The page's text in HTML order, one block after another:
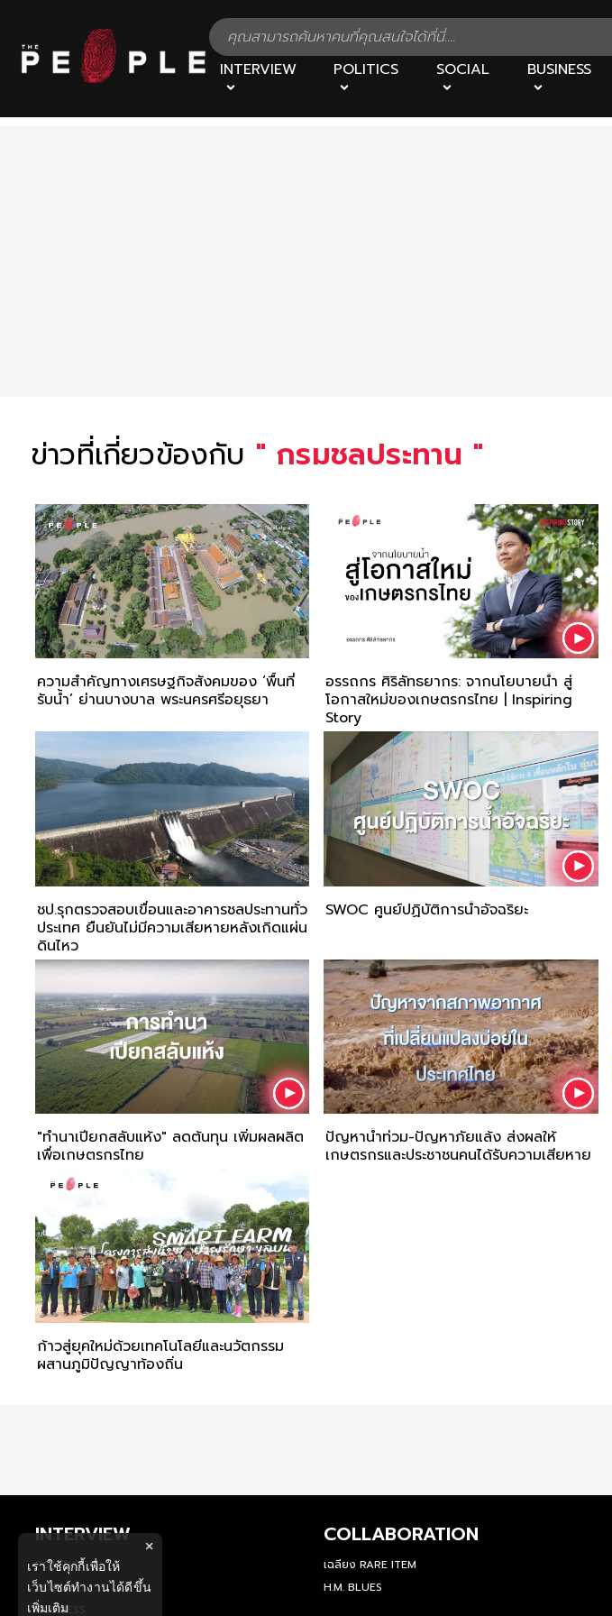
INTERVIEW POLITICS SOCIAL BUSINESS
ข่าวที่เกี่ยวข้องกับ " กรมชลประทาน "
ความสำคัญทางเศรษฐกิจสังคมของ ‘พื้นที่
รับน้ำ’ ย่านบางบาล พระนครศรีอยุธยา
อรรถกร ศิริลัทธยากร: จากนโยบายน้ำ สู่
โอกาสใหม่ของเกษตรกรไทย | Inspiring
Story
ชป.รุกตรวจสอบเขื่อนและอาคารชลประทานทั่ว
ประเทศ ยืนยันไม่มีความเสียหายหลังเกิดแผ่น
ดินไหว
SWOC ศูนย์ปฏิบัติการน้ำอัจฉริยะ
"ทำนาเปียกสลับแห้ง" ลดต้นทุน เพิ่มผลผลิต
เพื่อเกษตรกรไทย
ปัญหาน้ำท่วม-ปัญหาภัยแล้ง ส่งผลให้
เกษตรกรและประชาชนคนได้รับความเสียหาย
ก้าวสู่ยุคใหม่ด้วยเทคโนโลยีและนวัตกรรม
ผสานภูมิปัญญาท้องถิ่น
INTERVIEW
POLITICS
SOCIAL
BUSINESS
COLLABORATION
เฉลียง RARE ITEM
H.M. BLUES
×
เราใช้คุกกี้เพื่อให้
เว็บไซต์ทำงานได้ดีขึ้น
เพิ่มเติม